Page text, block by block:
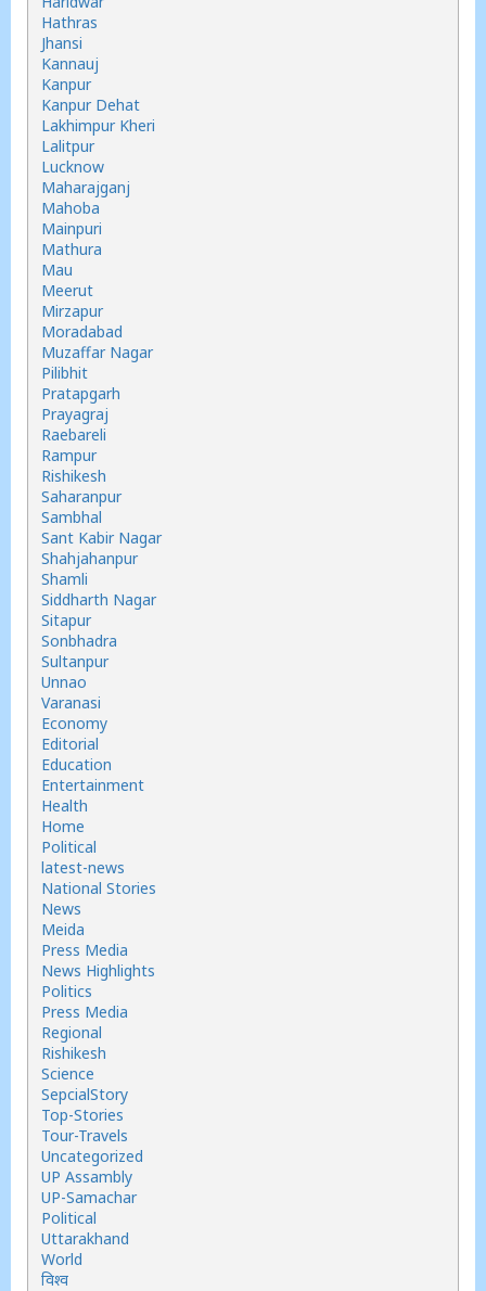
Hathras
Jhansi
Kannauj
Kanpur
Kanpur Dehat
Lakhimpur Kheri
Lalitpur
Lucknow
Maharajganj
Mahoba
Mainpuri
Mathura
Mau
Meerut
Mirzapur
Moradabad
Muzaffar Nagar
Pilibhit
Pratapgarh
Prayagraj
Raebareli
Rampur
Rishikesh
Saharanpur
Sambhal
Sant Kabir Nagar
Shahjahanpur
Shamli
Siddharth Nagar
Sitapur
Sonbhadra
Sultanpur
Unnao
Varanasi
Economy
Editorial
Education
Entertainment
Health
Home
Political
latest-news
National Stories
News
Meida
Press Media
News Highlights
Politics
Press Media
Regional
Rishikesh
Science
SepcialStory
Top-Stories
Tour-Travels
Uncategorized
UP Assambly
UP-Samachar
Political
Uttarakhand
World
विश्व